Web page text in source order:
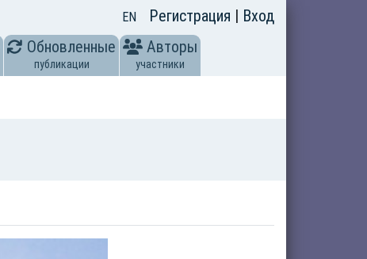
EN Регистрация | Вход
Обновленные
публикации
Авторы
участники